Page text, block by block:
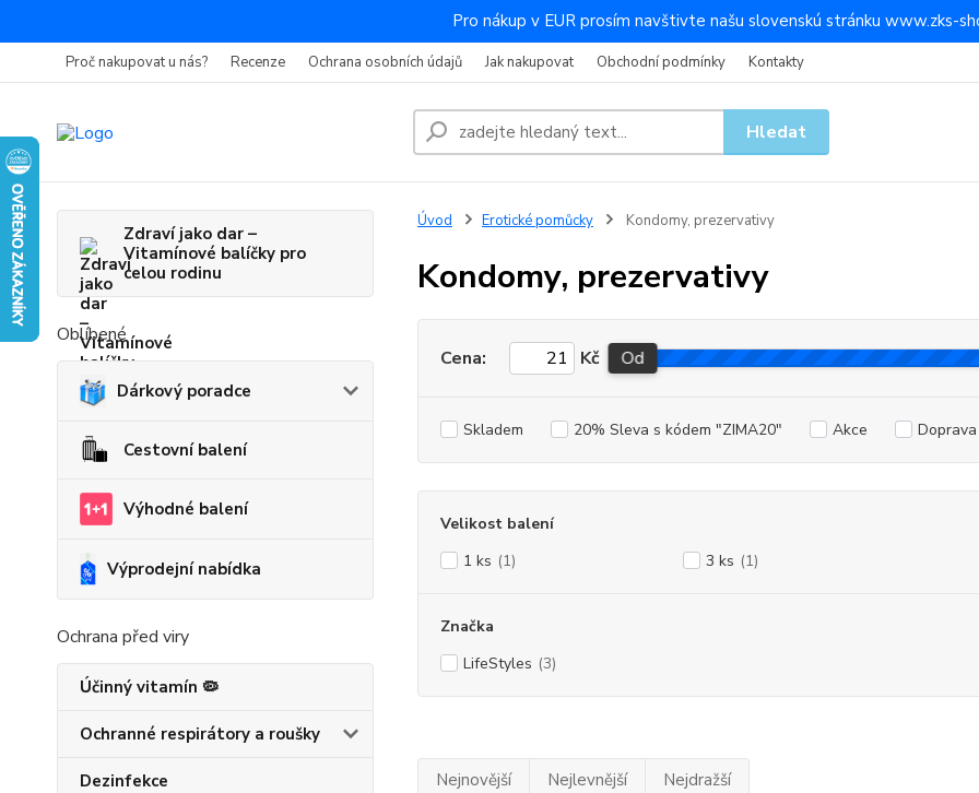
Pro nákup v EUR prosím navštivte našu slovenskú stránku www.zks-
Proč nakupovat u nás? Recenze Ochrana osobních údajů Jak nakupovat Obchodní podmínky Kontakty
Hledat
Zdraví jako dar –
Vitamínové balíčky pro
celou rodinu
Oblíbené
Dárkový poradce
Cestovní balení
Výhodné balení
Výprodejní nabídka
Ochrana před viry
Účinný vitamín 🦠
Ochranné respirátory a roušky
Dezinfekce
Úvod Erotické pomůcky Kondomy, prezervativy
Kondomy, prezervativy
Cena: Kč Od
Skladem 20% Sleva s kódem "ZIMA20" Akce
Velikost balení
1 ks (1) 3 ks (1)
Značka
LifeStyles (3)
Nejnovější Nejlevnější Nejdražší